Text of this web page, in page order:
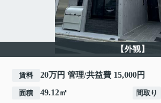
【外観】
賃料 20万円 管理/共益費 15,000円
面積 49.12㎡ 間取り